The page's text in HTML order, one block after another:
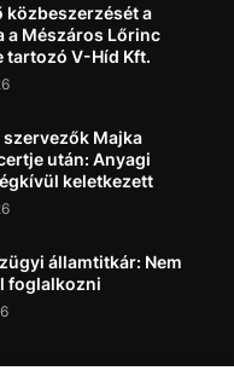
közbeszerzését a
a Mészáros Lőrinc
tartozó V-Híd Kft.
Majka
után: Anyagi
keletkezett
államtitkár: Nem
foglalkozni